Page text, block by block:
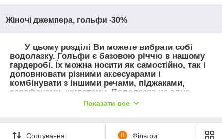
Жіночі джемпера, гольфи -30%
У цьому розділі Ви можете вибрати собі
водолазку. Гольфи є базовою річчю в нашому
гардеробі. Їх можна носити як самостійно, так і
доповнювати різними аксесуарами і
комбінувати з іншими речами, піджаками,
сарафанами, жилетами. Водолазка не одне
десятиліття в моді і в цьому сезоні так само не
з якісного матеріалу. Країна виробник:
Показати все
Сортування 0 Фільтри